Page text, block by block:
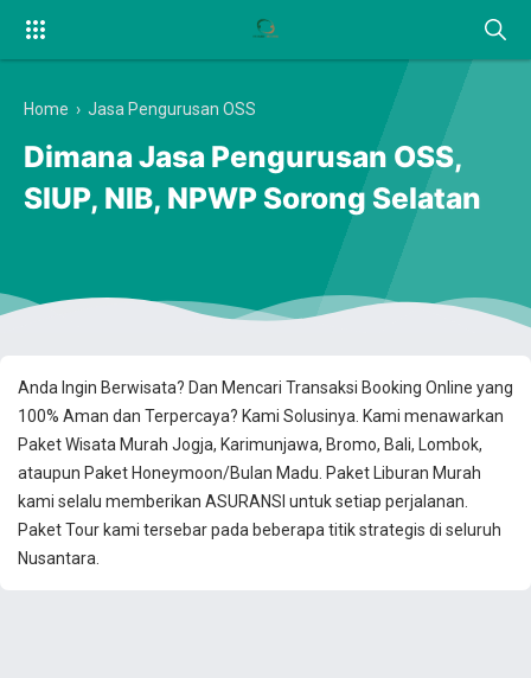
Anda Ingin Berwisata? Dan Mencari Transaksi Booking Online yang
100% Aman dan Terpercaya? Kami Solusinya. Kami menawarkan
Paket Wisata Murah Jogja, Karimunjawa, Bromo, Bali, Lombok,
ataupun Paket Honeymoon/Bulan Madu. Paket Liburan Murah
kami selalu memberikan ASURANSI untuk setiap perjalanan.
Paket Tour kami tersebar pada beberapa titik strategis di seluruh
Nusantara.
Home › Jasa Pengurusan OSS
Dimana Jasa Pengurusan OSS,
SIUP, NIB, NPWP Sorong Selatan